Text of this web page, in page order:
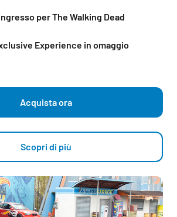
per The Walking Dead
Experience in omaggio
Acquista ora
Scopri di più